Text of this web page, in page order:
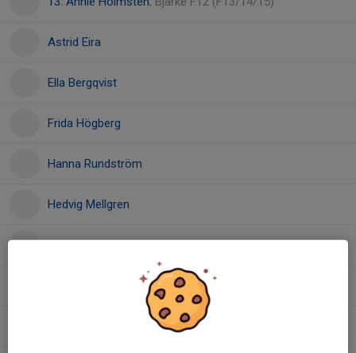
Astrid Eira
Ella Bergqvist
Frida Högberg
Hanna Rundström
Hedvig Mellgren
Line Nylén
, Bjärke F12 (F13/14/15)